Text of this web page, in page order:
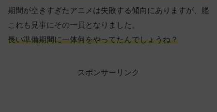
期間が空きすぎたアニメは失敗する傾向にありますが、艦
これも見事にその一員となりました。
長い準備期間に一体何をやってたんでしょうね？
スポンサーリンク